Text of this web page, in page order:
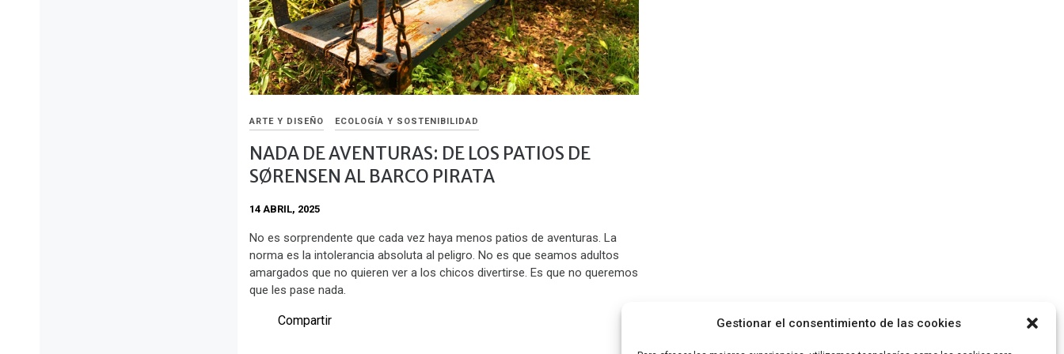
Gestionar el consentimiento de las cookies
ARTE Y DISEÑO ECOLOGÍA Y SOSTENIBILIDAD
NADA DE AVENTURAS: DE LOS PATIOS DE
SØRENSEN AL BARCO PIRATA
14 ABRIL, 2025
No es sorprendente que cada vez haya menos patios de aventuras. La
norma es la intolerancia absoluta al peligro. No es que seamos adultos
amargados que no quieren ver a los chicos divertirse. Es que no queremos
que les pase nada.
Compartir